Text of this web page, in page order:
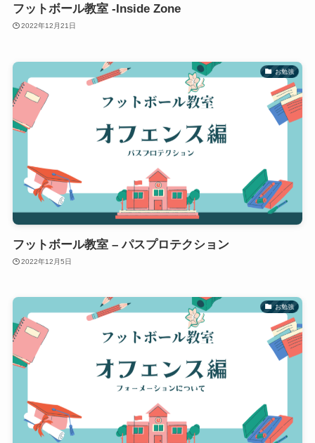
フットボール教室 -Inside Zone
2022年12月21日
お勉強
フットボール教室 – パスプロテクション
2022年12月5日
お勉強